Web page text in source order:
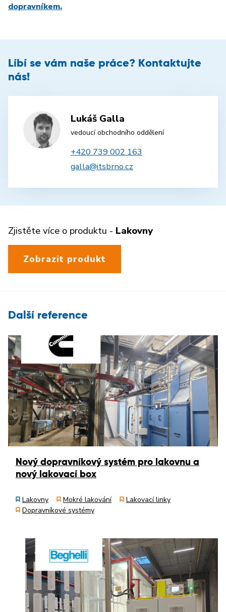
dopravníkem.
Líbí se vám naše práce? Kontaktujte
nás!
Lukáš Galla
vedoucí obchodního oddělení
+420 739 002 163
galla@itsbrno.cz
Zjistěte více o produktu - Lakovny
Zobrazit produkt
Další reference
Nový dopravníkový systém pro lakovnu a
nový lakovací box
Lakovny Mokré lakování
Lakovací linky
Dopravníkové systémy